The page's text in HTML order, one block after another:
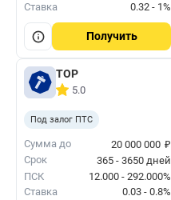
Ставка
0.32 - 1%
Получить
ТОР
5.0
Под залог ПТС
Сумма до 20 000 000 ₽
Срок
365 - 3650 дней
ПСК
12.000 - 292.000%
Ставка
0.03 - 0.8%